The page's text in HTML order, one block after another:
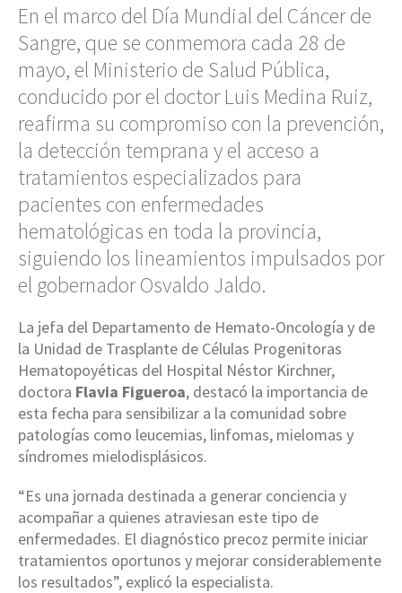
En el marco del Día Mundial del Cáncer de
Sangre, que se conmemora cada 28 de
mayo, el Ministerio de Salud Pública,
conducido por el doctor Luis Medina Ruiz,
reafirma su compromiso con la prevención,
la detección temprana y el acceso a
tratamientos especializados para
pacientes con enfermedades
hematológicas en toda la provincia,
siguiendo los lineamientos impulsados por
el gobernador Osvaldo Jaldo.
La jefa del Departamento de Hemato-Oncología y de
la Unidad de Trasplante de Células Progenitoras
Hematopoyéticas del Hospital Néstor Kirchner,
doctora Flavia Figueroa, destacó la importancia de
esta fecha para sensibilizar a la comunidad sobre
patologías como leucemias, linfomas, mielomas y
síndromes mielodisplásicos.
“Es una jornada destinada a generar conciencia y
acompañar a quienes atraviesan este tipo de
enfermedades. El diagnóstico precoz permite iniciar
tratamientos oportunos y mejorar considerablemente
los resultados”, explicó la especialista.